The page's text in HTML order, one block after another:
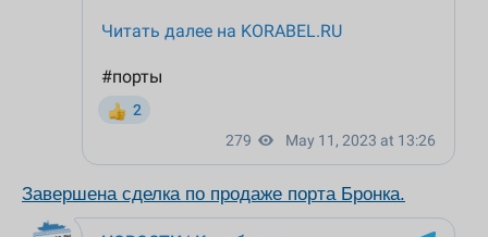
Завершена сделка по продаже порта Бронка.